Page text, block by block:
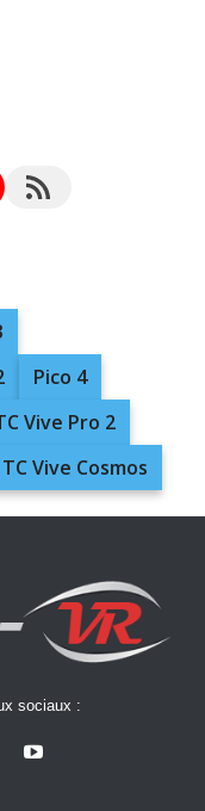
RSS Feed
Pico 4
Vive Pro 2
Vive Cosmos
sociaux :